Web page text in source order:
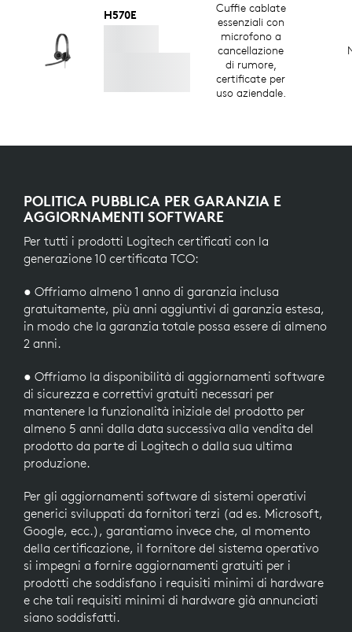
H570E
Cuffie cablate
essenziali con
microfono a
cancellazione
di rumore,
certificate per
uso aziendale.
POLITICA PUBBLICA PER GARANZIA E
AGGIORNAMENTI SOFTWARE
Per tutti i prodotti Logitech certificati con la
generazione 10 certificata TCO:
● Offriamo almeno 1 anno di garanzia inclusa
gratuitamente, più anni aggiuntivi di garanzia estesa,
in modo che la garanzia totale possa essere di almeno
2 anni.
● Offriamo la disponibilità di aggiornamenti software
di sicurezza e correttivi gratuiti necessari per
mantenere la funzionalità iniziale del prodotto per
almeno 5 anni dalla data successiva alla vendita del
prodotto da parte di Logitech o dalla sua ultima
produzione.
Per gli aggiornamenti software di sistemi operativi
generici sviluppati da fornitori terzi (ad es. Microsoft,
Google, ecc.), garantiamo invece che, al momento
della certificazione, il fornitore del sistema operativo
si impegni a fornire aggiornamenti gratuiti per i
prodotti che soddisfano i requisiti minimi di hardware
e che tali requisiti minimi di hardware già annunciati
siano soddisfatti.